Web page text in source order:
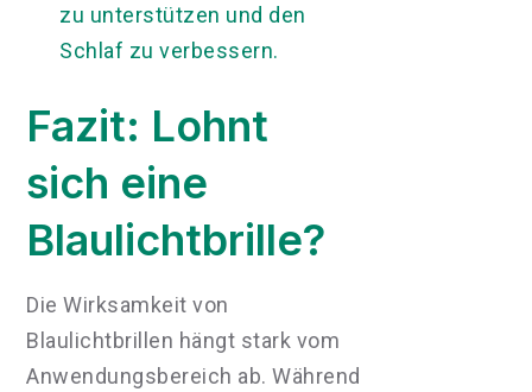
zu unterstützen und den
Schlaf zu verbessern.
Fazit: Lohnt
sich eine
Blaulichtbrille?
Die Wirksamkeit von
Blaulichtbrillen hängt stark vom
Anwendungsbereich ab. Während